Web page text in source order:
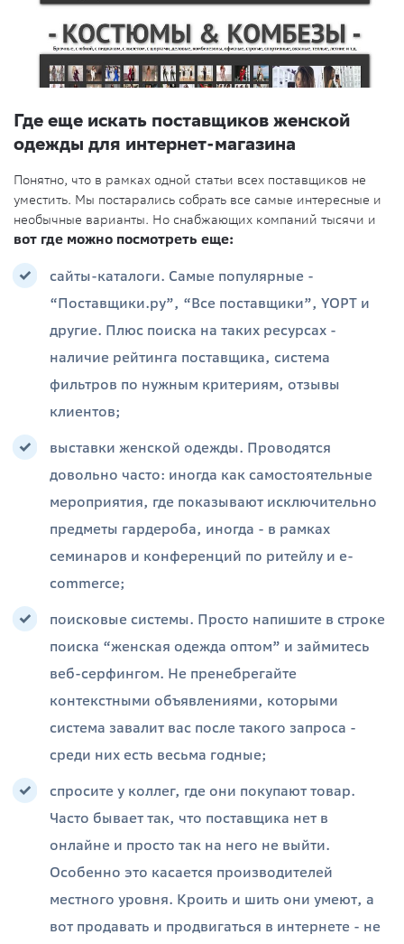
Где еще искать поставщиков женской
одежды для интернет-магазина
Понятно, что в рамках одной статьи всех поставщиков не
уместить. Мы постарались собрать все самые интересные и
необычные варианты. Но снабжающих компаний тысячи и
вот где можно посмотреть еще:
сайты-каталоги. Самые популярные -
“Поставщики.ру”, “Все поставщики”, YOPT и
другие. Плюс поиска на таких ресурсах -
наличие рейтинга поставщика, система
фильтров по нужным критериям, отзывы
клиентов;
выставки женской одежды. Проводятся
довольно часто: иногда как самостоятельные
мероприятия, где показывают исключительно
предметы гардероба, иногда - в рамках
семинаров и конференций по ритейлу и e-
commerce;
поисковые системы. Просто напишите в строке
поиска “женская одежда оптом” и займитесь
веб-серфингом. Не пренебрегайте
контекстными объявлениями, которыми
система завалит вас после такого запроса -
среди них есть весьма годные;
спросите у коллег, где они покупают товар.
Часто бывает так, что поставщика нет в
онлайне и просто так на него не выйти.
Особенно это касается производителей
местного уровня. Кроить и шить они умеют, а
вот продавать и продвигаться в интернете - не